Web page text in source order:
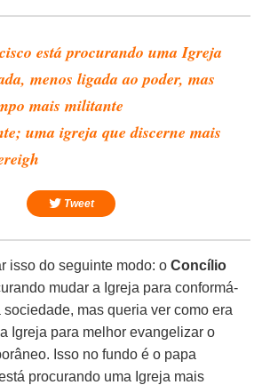
está procurando uma Igreja
menos ligada ao poder, mas
mais militante
uma igreja que discerne mais
Tweet
isso do seguinte modo: oConcílio
mudar a Igreja para conformá-
sociedade, mas queria ver como era
Igreja para melhor evangelizar o
Isso no fundo é o papa
procurando uma Igreja mais